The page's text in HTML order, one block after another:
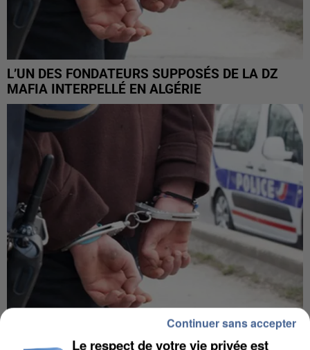
L’UN DES FONDATEURS SUPPOSÉS DE LA DZ
MAFIA INTERPELLÉ EN ALGÉRIE
UN SECOND CADRE DE LA DZ MAFIA
Le respect de votre vie privée est
Continuer sans accepter